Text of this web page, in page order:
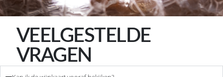
VEELGESTELDE
VRAGEN